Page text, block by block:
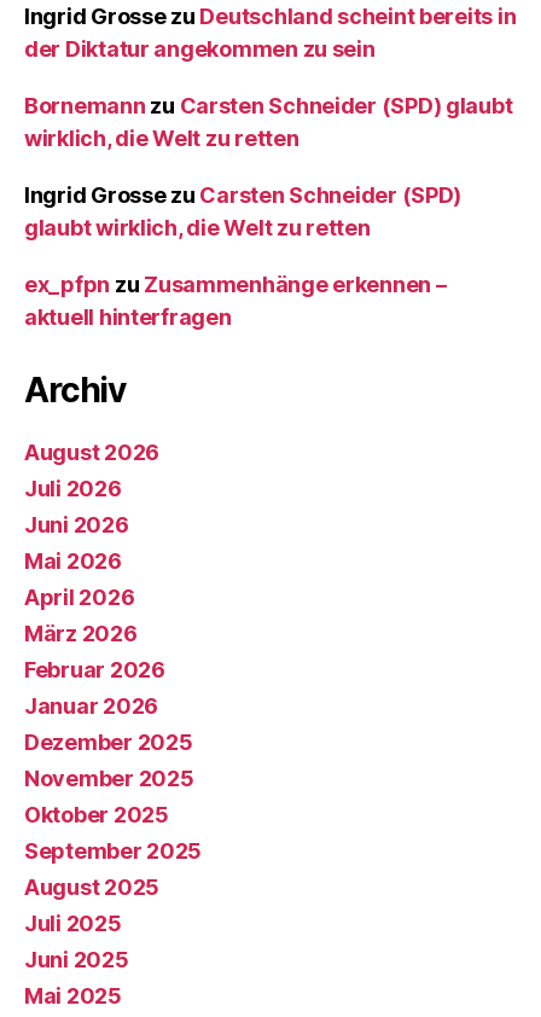
Ingrid Grossezu Deutschland scheint bereits in
der Diktatur angekommen zu sein
Bornemann zu Carsten Schneider (SPD) glaubt
wirklich, die Welt zu retten
Ingrid Grossezu Carsten Schneider (SPD)
glaubt wirklich, die Welt zu retten
ex_pfpn zu Zusammenhänge erkennen –
aktuell hinterfragen
Archiv
August 2026
Juli 2026
Juni 2026
Mai 2026
April 2026
März 2026
Februar 2026
Januar 2026
Dezember 2025
November 2025
Oktober 2025
September 2025
August 2025
Juli 2025
Juni 2025
Mai 2025